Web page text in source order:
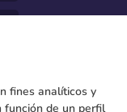
fines analíticos y
función de un perfil